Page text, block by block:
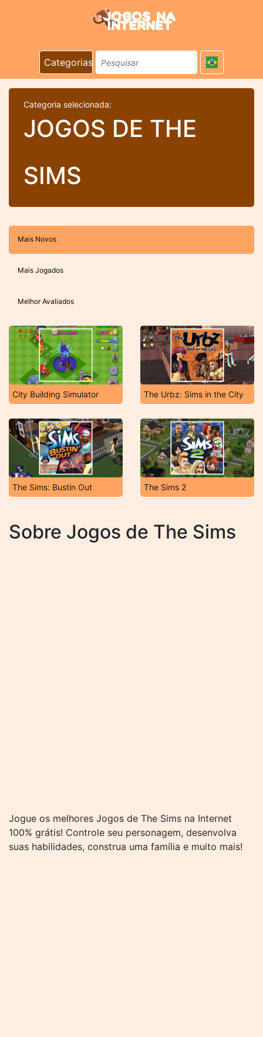
Categorias
Categoria selecionada:
JOGOS DE THE
SIMS
Mais Novos
Mais Jogados
Melhor Avaliados
City Building Simulator The Urbz: Sims in the City
The Sims: Bustin Out The Sims 2
Sobre Jogos de The Sims
Jogue os melhores Jogos de The Sims na Internet
100% grátis! Controle seu personagem, desenvolva
suas habilidades, construa uma família e muito mais!